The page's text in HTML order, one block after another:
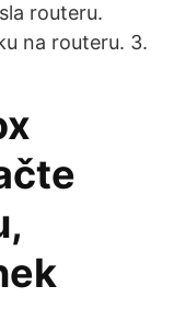
routeru.
na routeru. 3.